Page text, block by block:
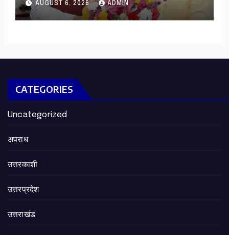
नवनियुक्त केन्द्रीय शिक्षा मंत्री से की
मुलाकात
AUGUST 6, 2026 ADMIN
CATEGORIES
Uncategorized
अपराध
उत्तरकाशी
उत्तरप्रदेश
उत्तराखंड